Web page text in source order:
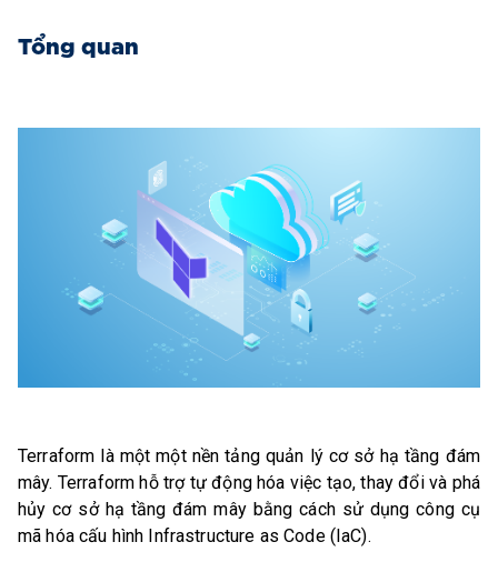
Tổng quan
Terraform là một một nền tảng quản lý cơ sở hạ tầng đám
mây. Terraform hỗ trợ tự động hóa việc tạo, thay đổi và phá
hủy cơ sở hạ tầng đám mây bằng cách sử dụng công cụ
mã hóa cấu hình Infrastructure as Code (IaC).